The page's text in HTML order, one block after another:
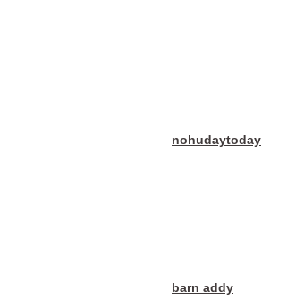
nohudaytoday
barn addy